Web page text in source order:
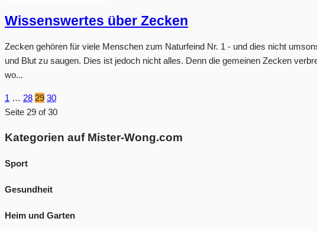
Wissenswertes über Zecken
Zecken gehören für viele Menschen zum Naturfeind Nr. 1 - und dies nicht
und Blut zu saugen. Dies ist jedoch nicht alles. Denn die gemeinen Zecken
wo...
1 … 28 29 30
Seite 29 of 30
Kategorien auf Mister-Wong.com
Sport
Gesundheit
Heim und Garten